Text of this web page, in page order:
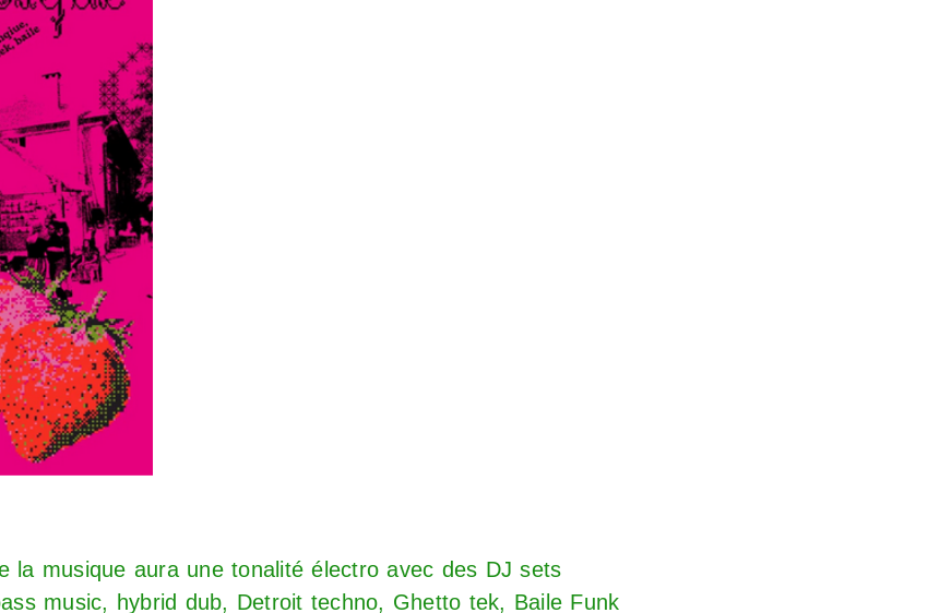
la musique aura une tonalité électro avec des DJ sets
music, hybrid dub, Detroit techno, Ghetto tek, Baile Funk